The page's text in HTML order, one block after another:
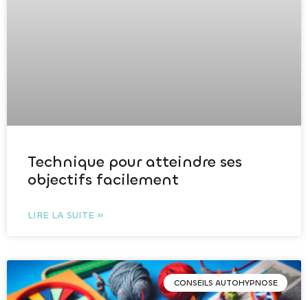
Technique pour atteindre ses
objectifs facilement
LIRE LA SUITE »
CONSEILS AUTOHYPNOSE